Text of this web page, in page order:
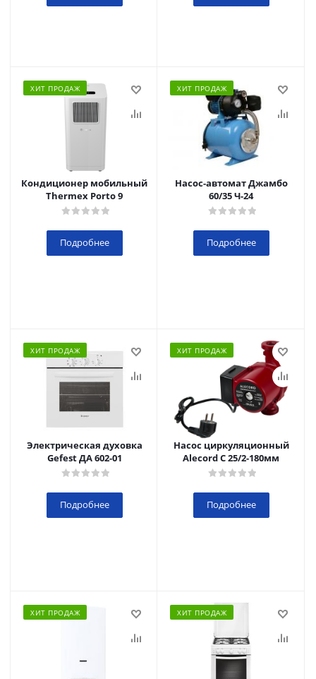
ХИТ ПРОДАЖ
Кондиционер мобильный
Thermex Porto 9
Подробнее
ХИТ ПРОДАЖ
Насос-автомат Джамбо
60/35 Ч-24
Подробнее
ХИТ ПРОДАЖ
Электрическая духовка
Gefest ДА 602-01
Подробнее
ХИТ ПРОДАЖ
Насос циркуляционный
Alecord C 25/2-180мм
Подробнее
ХИТ ПРОДАЖ ХИТ ПРОДАЖ